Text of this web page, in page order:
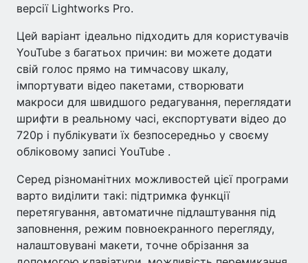
версії Lightworks Pro.
Цей варіант ідеально підходить для користувачів
YouTube з багатьох причин: ви можете додати
свій голос прямо на тимчасову шкалу,
імпортувати відео пакетами, створювати
макроси для швидшого редагування, переглядати
шрифти в реальному часі, експортувати відео до
720p і публікувати їх безпосередньо у своєму
обліковому записі YouTube .
Серед різноманітних можливостей цієї програми
варто виділити такі: підтримка функції
перетягування, автоматичне підлаштування під
заповнення, режим повноекранного перегляду,
налаштовувані макети, точне обрізання за